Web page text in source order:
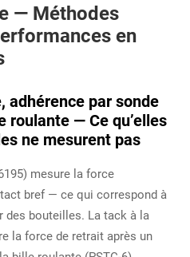
— Méthodes
en
adhérence par sonde
roulante — Ce qu’elles
ne mesurent pas
mesure la force
bref — ce qui correspond à
des bouteilles. La tack à la
la force de retrait après un